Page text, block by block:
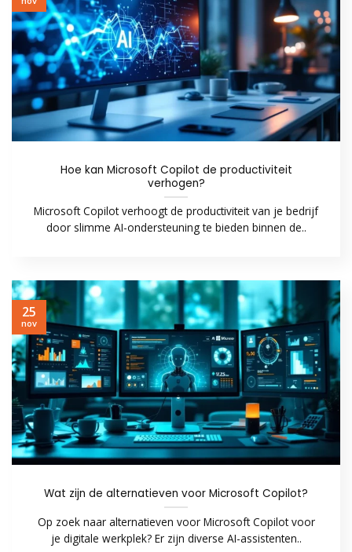
Hoe kan Microsoft Copilot de productiviteit
verhogen?
Microsoft Copilot verhoogt de productiviteit van je bedrijf
door slimme AI-ondersteuning te bieden binnen de..
Wat zijn de alternatieven voor Microsoft Copilot?
Op zoek naar alternatieven voor Microsoft Copilot voor
je digitale werkplek? Er zijn diverse AI-assistenten..
25
nov